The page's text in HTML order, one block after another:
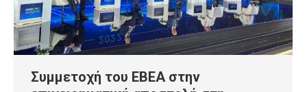
Συμμετοχή του ΕΒΕΑ στην